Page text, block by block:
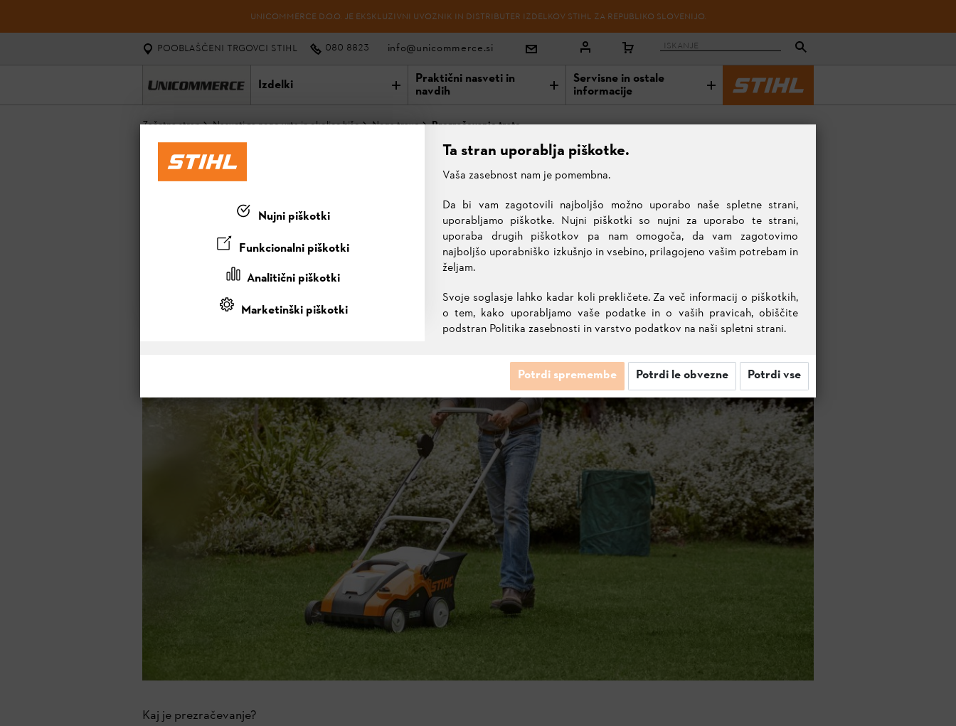
UNICOMMERCE D.O.O. JE EKSKLUZIVNI UVOZNIK IN DISTRIBUTER IZDELKOV STIHL ZA REPUBLIKO SLOVENIJO.
POOBLAŠČENI TRGOVCI STIHL 080 8823 info@unicommerce.si
Izdelki Praktični nasveti in
navdih
Servisne in ostale
informacije
Začetna stran Nasveti za nego vrta in okolice hiše Nega trave Prezračevanje trate
PREZRAČEVANJE TRATE
Kaj je prezračevanje?
Nujni piškotki
Funkcionalni piškotki
Analitični piškotki
Marketinški piškotki
Ta stran uporablja piškotke.
Vaša zasebnost nam je pomembna.
Da bi vam zagotovili najboljšo možno uporabo naše spletne strani,
uporabljamo piškotke. Nujni piškotki so nujni za uporabo te strani,
uporaba drugih piškotkov pa nam omogoča, da vam zagotovimo
najboljšo uporabniško izkušnjo in vsebino, prilagojeno vašim potrebam in
željam.
Svoje soglasje lahko kadar koli prekličete. Za več informacij o piškotkih,
o tem, kako uporabljamo vaše podatke in o vaših pravicah, obiščite
podstran Politika zasebnosti in varstvo podatkov na naši spletni strani.
Potrdi spremembe Potrdi le obvezne Potrdi vse